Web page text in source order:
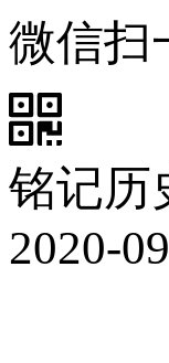
微信扫
铭记历
2020-